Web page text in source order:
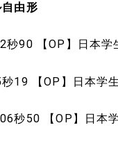
自由形
90 【OP】日本学
19 【OP】日本学
秒50 【OP】日本